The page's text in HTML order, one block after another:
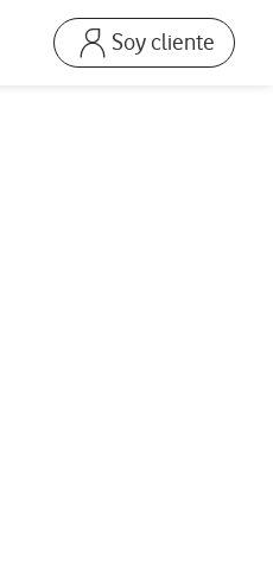
Soy cliente
Ir a la pagina